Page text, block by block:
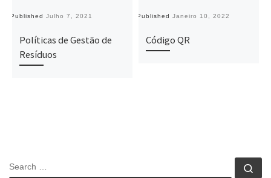
Published Julho 7, 2021
Políticas de Gestão de
Resíduos
Published Janeiro 10, 2022
Código QR
SEARCH